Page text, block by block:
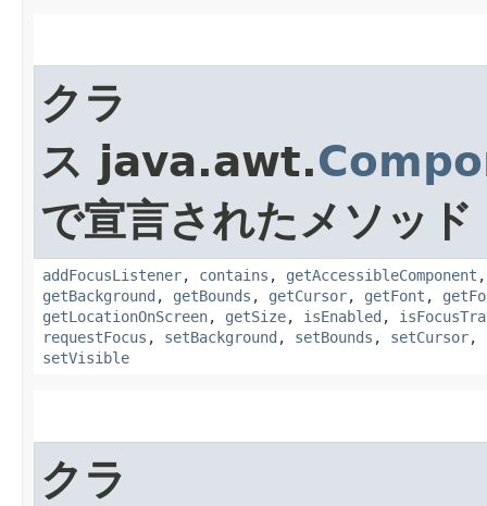
クラ
ス java.awt.
で宣言されたメソッド
addFocusListener, contains , getAccessibleComponent
getBackground , getBounds , getCursor, getFont ,
getLocationOnScreen, getSize, isEnabled ,
requestFocus , setBackground , setBounds , setCursor,
setVisible
クラ